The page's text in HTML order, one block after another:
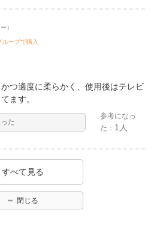
）
ループで購入
つ適度に柔らかく、使用後はテレビ
ます。
た
参考になっ
た： 1人
すべて見る
閉じる